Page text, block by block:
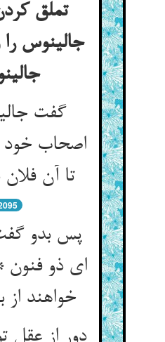
تملق
جالینوس
گفت
اصحاب خود
تا آن
پس بدو
ای ذو فنون
خواهند از
دور از عقل